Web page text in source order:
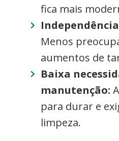
fica mais
Menos
aumentos de
Baixa
manutenção:
para durar e
limpeza.